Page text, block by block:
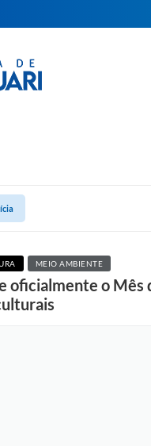
MEIO AMBIENTE
oficialmente o